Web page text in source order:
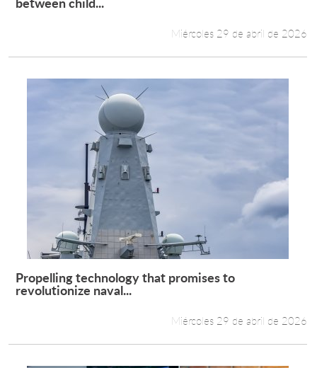
Miércoles 29 de abril de 2026
Leer más +
Propelling technology that promises to
revolutionize naval...
Miércoles 29 de abril de 2026